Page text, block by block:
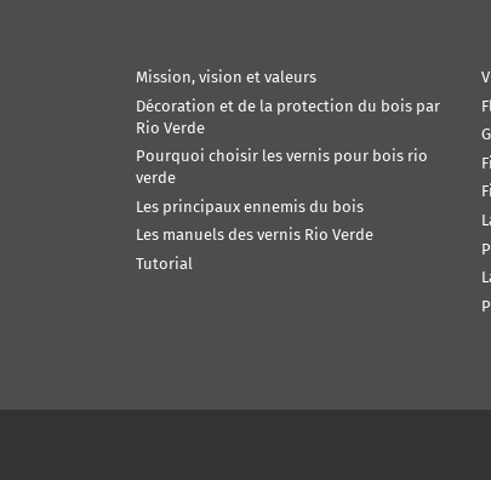
Mission, vision et valeurs
Décoration et de la protection du bois par
Rio Verde
Pourquoi choisir les vernis pour bois rio
verde
Les principaux ennemis du bois
Les manuels des vernis Rio Verde
Tutorial